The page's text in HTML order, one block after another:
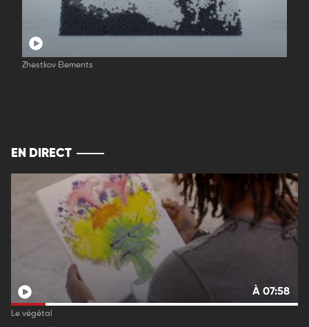
Zhestkov Elements
EN DIRECT
À 07:58
Le végétal